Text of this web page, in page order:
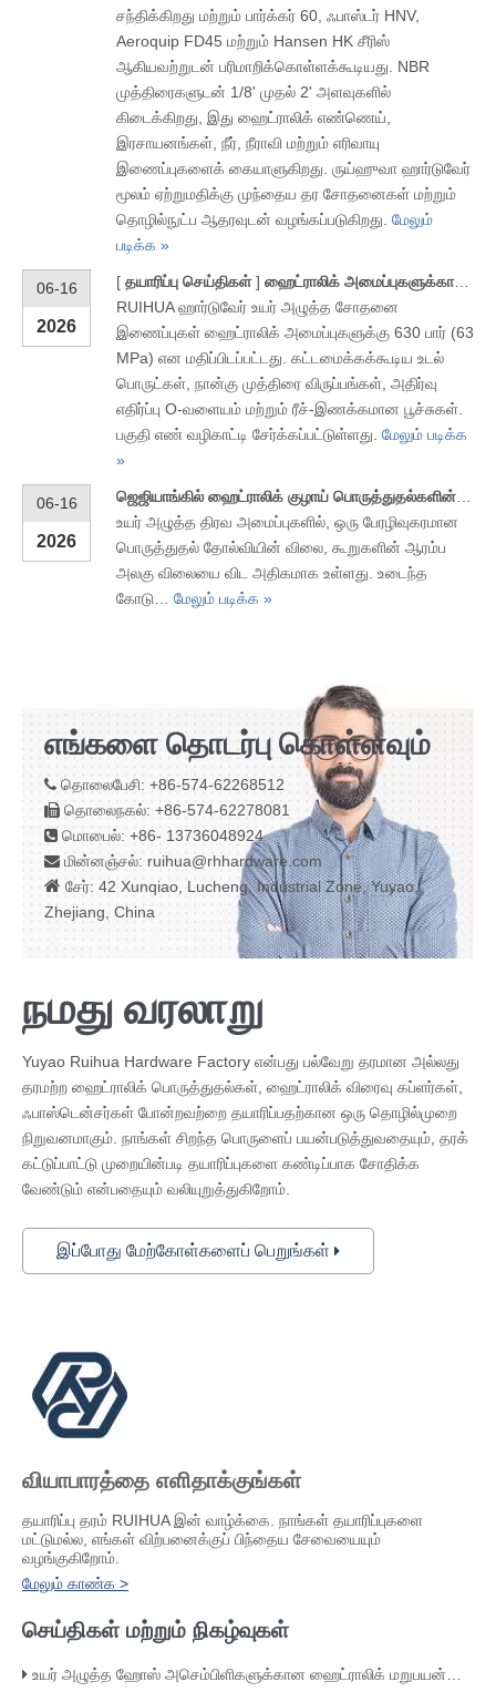
சந்திக்கிறது மற்றும் பார்க்கர் 60, ஃபாஸ்டர் HNV,
Aeroquip FD45 மற்றும் Hansen HK சீரிஸ்
ஆகியவற்றுடன் பரிமாறிக்கொள்ளக்கூடியது. NBR
முத்திரைகளுடன் 1/8' முதல் 2' அளவுகளில்
கிடைக்கிறது, இது ஹைட்ராலிக் எண்ணெய்,
இரசாயனங்கள், நீர், நீராவி மற்றும் எரிவாயு
இணைப்புகளைக் கையாளுகிறது. ருய்ஹுவா ஹார்டுவேர்
மூலம் ஏற்றுமதிக்கு முந்தைய தர சோதனைகள் மற்றும்
தொழில்நுட்ப ஆதரவுடன் வழங்கப்படுகிறது. மேலும்
படிக்க »
06-16
2026
[ தயாரிப்பு செய்திகள்] ஹைட்ராலிக் அமைப்புகளுக்கான உயர் அழுத்த சோதனை இணைப்பு 630 பார்
RUIHUA ஹார்டுவேர் உயர் அழுத்த சோதனை
இணைப்புகள் ஹைட்ராலிக் அமைப்புகளுக்கு 630 பார் (63
MPa) என மதிப்பிடப்பட்டது. கட்டமைக்கக்கூடிய உடல்
பொருட்கள், நான்கு முத்திரை விருப்பங்கள், அதிர்வு
எதிர்ப்பு O-வளையம் மற்றும் ரீச்-இணக்கமான பூச்சுகள்.
பகுதி எண் வழிகாட்டி சேர்க்கப்பட்டுள்ளது. மேலும் படிக்க
»
06-16
2026
உயர் அழுத்த திரவ அமைப்புகளில், ஒரு பேரழிவுகரமான
பொருத்துதல் தோல்வியின் விலை, கூறுகளின் ஆரம்ப
அலகு விலையை விட அதிகமாக உள்ளது. உடைந்த
கோடு… மேலும் படிக்க »
எங்களை தொடர்பு கொள்ளவும்
 தொலைபேசி: +86-574-62268512
 தொலைநகல்: +86-574-62278081
 மொபைல்: +86- 13736048924
 மின்னஞ்சல்: ruihua@rhhardware.com
 சேர்: 42 Xunqiao, Lucheng, Industrial Zone, Yuyao,
Zhejiang, China
நமது வரலாறு
Yuyao Ruihua Hardware Factory என்பது பல்வேறு தரமான அல்லது
தரமற்ற ஹைட்ராலிக் பொருத்துதல்கள், ஹைட்ராலிக் விரைவு கப்ளர்கள்,
ஃபாஸ்டென்சர்கள் போன்றவற்றை தயாரிப்பதற்கான ஒரு தொழில்முறை
நிறுவனமாகும். நாங்கள் சிறந்த பொருளைப் பயன்படுத்துவதையும், தரக்
கட்டுப்பாட்டு முறையின்படி தயாரிப்புகளை கண்டிப்பாக சோதிக்க
வேண்டும் என்பதையும் வலியுறுத்துகிறோம்.
இப்போது மேற்கோள்களைப் பெறுங்கள்
வியாபாரத்தை எளிதாக்குங்கள்
தயாரிப்பு தரம் RUIHUA இன் வாழ்க்கை. நாங்கள் தயாரிப்புகளை
மட்டுமல்ல, எங்கள் விற்பனைக்குப் பிந்தைய சேவையையும்
வழங்குகிறோம்.
மேலும் காண்க >
செய்திகள் மற்றும் நிகழ்வுகள்
உயர் அழுத்த ஹோஸ் அசெம்பிளிகளுக்கான ஹைட்ராலிக் மறுபயன்பாட்டு பொருத்துதல்கள்